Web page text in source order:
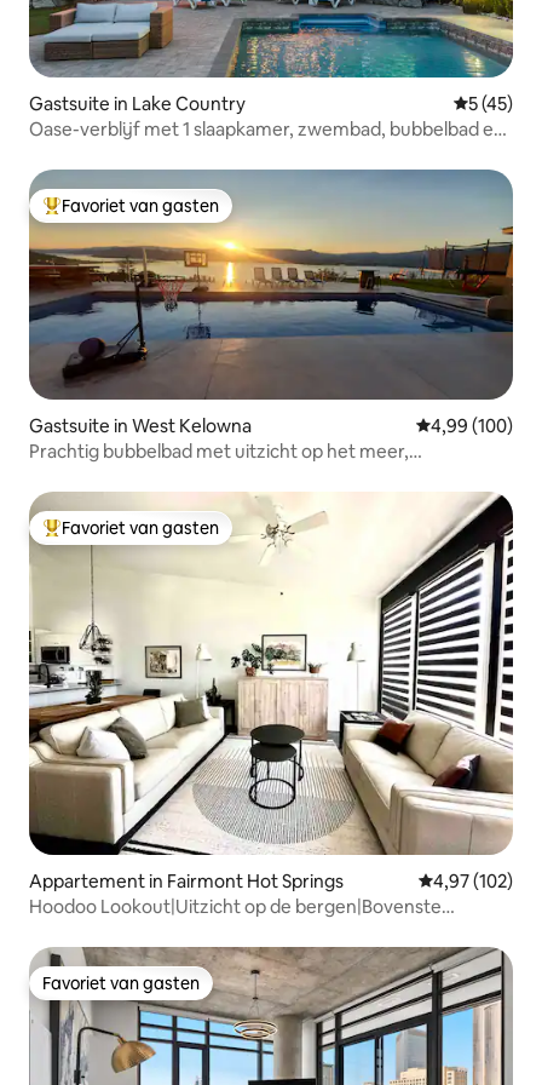
Gastsuite in Lake Country
5 (45)
Oase-verblijf met 1 slaapkamer, zwembad, bubbelbad en
Topfavoriet van gasten
Favoriet van gasten
Gastsuite in West Kelowna Gemiddelde
4,99 (100)
Prachtig bubbelbad met uitzicht op het meer,
Topfavoriet van gasten
Favoriet van gasten
Appartement in Fairmont Hot Springs Gemiddelde
4,97 (102)
Hoodoo Lookout|Uitzicht op de bergen|Bovenste
Favoriet van gasten
Favoriet van gasten